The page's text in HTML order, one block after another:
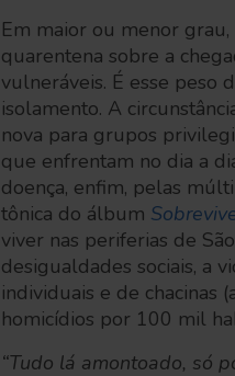
Em maior ou menor
quarentena sobre a
vulneráveis. É esse peso
isolamento. A
nova para grupos
que enfrentam no dia a
doença, enfim, pelas
tônica do álbum
viver nas periferias de
desigualdades sociais, a
individuais e de chacinas
homicídios por 100 mil
“Tudo lá amontoado, só